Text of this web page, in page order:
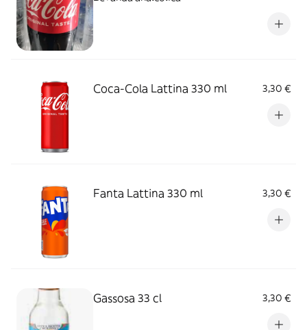
Coca-Cola Lattina 330 ml 3,30 €
Fanta Lattina 330 ml 3,30 €
Gassosa 33 cl 3,30 €